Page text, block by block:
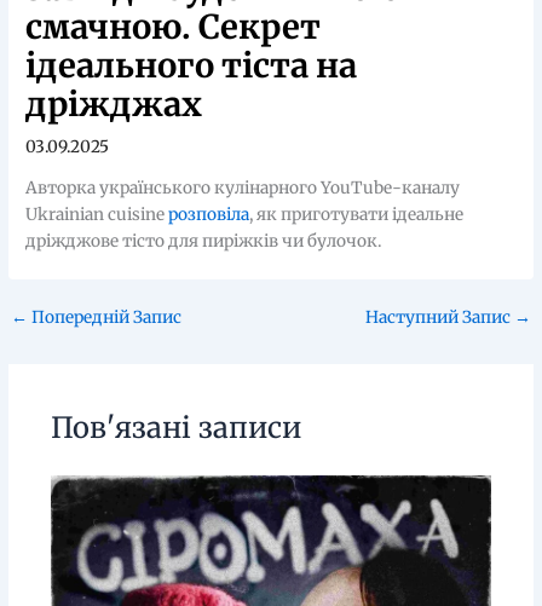
смачною. Секрет
ідеального тіста на
дріжджах
03.09.2025
Авторка українського кулінарного YouTube-каналу
Ukrainian cuisineрозповіла, як приготувати ідеальне
дріжджове тісто для пиріжків чи булочок.
← Попередній Запис Наступний Запис →
Пов'язані записи